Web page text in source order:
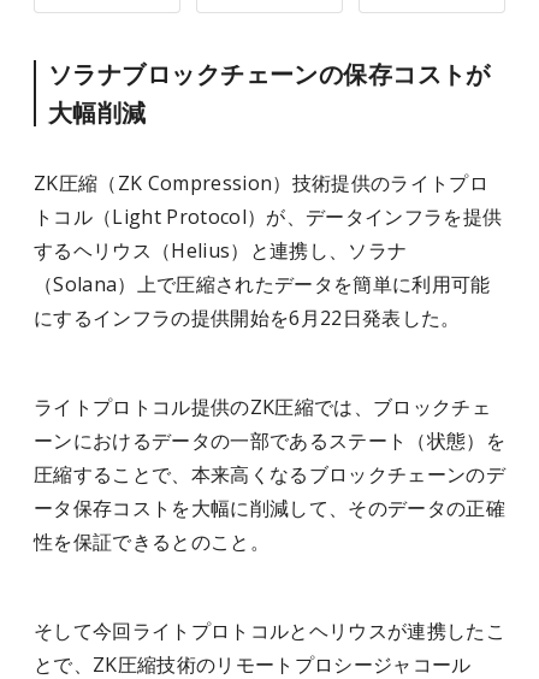
ソラナブロックチェーンの保存コストが
大幅削減
ZK圧縮（ZK Compression）技術提供のライトプロ
トコル（Light Protocol）が、データインフラを提供
するヘリウス（Helius）と連携し、ソラナ
（Solana）上で圧縮されたデータを簡単に利用可能
にするインフラの提供開始を6月22日発表した。
ライトプロトコル提供のZK圧縮では、ブロックチェ
ーンにおけるデータの一部であるステート（状態）を
圧縮することで、本来高くなるブロックチェーンのデ
ータ保存コストを大幅に削減して、そのデータの正確
性を保証できるとのこと。
そして今回ライトプロトコルとヘリウスが連携したこ
とで、ZK圧縮技術のリモートプロシージャコール